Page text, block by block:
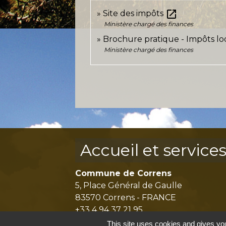
Site des impôts open_in_new
Ministère chargé des finances
Brochure pratique - Impôts
Ministère chargé des finances
Accueil et services
Commune de Correns
5, Place Général de Gaulle
83570 Correns - FRANCE
+33 4 94 37 21 95
This site uses cookies and gives